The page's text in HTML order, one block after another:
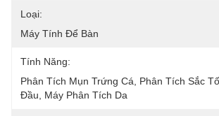
Loại:
Máy Tính Để Bàn
Tính Năng:
Phân Tích Mụn Trứng Cá, Phân Tích Sắc
Đầu, Máy Phân Tích Da